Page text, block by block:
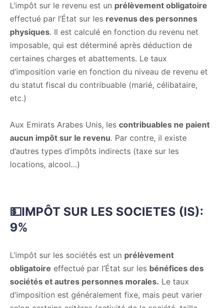
L’impôt sur le revenu est un prélèvement obligatoire
effectué par l’État sur les revenus des personnes
physiques. Il est calculé en fonction du revenu net
imposable, qui est déterminé après déduction de
certaines charges et abattements. Le taux
d’imposition varie en fonction du niveau de revenu et
du statut fiscal du contribuable (marié, célibataire,
etc.)
Aux Emirats Arabes Unis, les contribuables ne paient
aucun impôt sur le revenu. Par contre, il existe
d’autres types d’impôts indirects (taxe sur les
locations, alcool…)
💵IMPÔT SUR LES SOCIETES (IS):
9%
L’impôt sur les sociétés est un prélèvement
obligatoire effectué par l’État sur les bénéfices des
sociétés et autres personnes morales. Le taux
d’imposition est généralement fixe, mais peut varier